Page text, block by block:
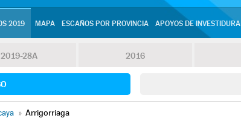
2019 MAPA ESCAÑOS POR PROVINCIA APOYOS DE INVESTIDURA
2019-28A 2016
» Arrigorriaga